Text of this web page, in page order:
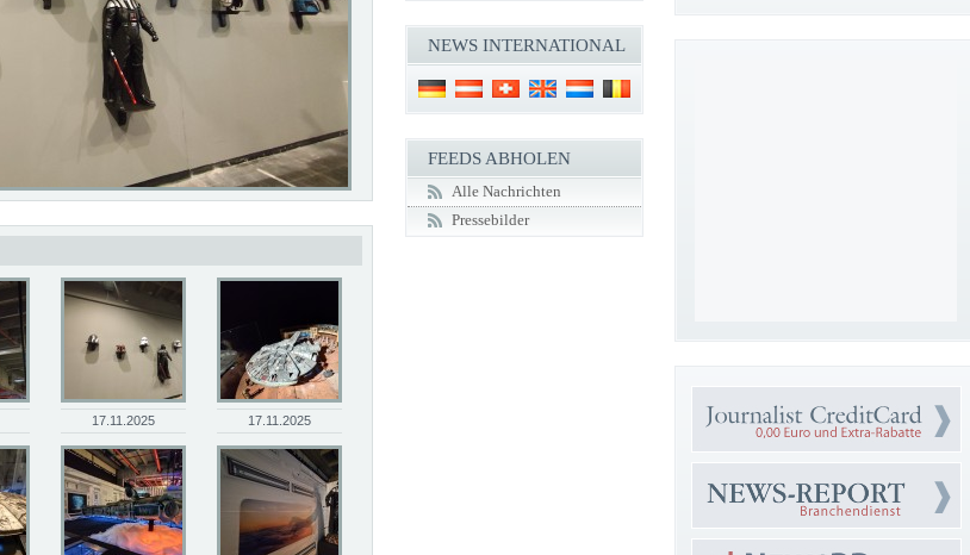
17.11.2025 17.11.2025
NEWS INTERNATIONAL
FEEDS ABHOLEN
Alle Nachrichten
Pressebilder